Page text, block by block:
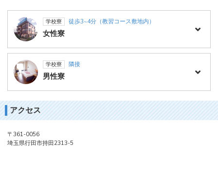
学校寮 徒歩3~4分（教習コース敷地内）
女性寮
学校寮 隣接
男性寮
アクセス
〒361-0056
埼玉県行田市持田2313-5